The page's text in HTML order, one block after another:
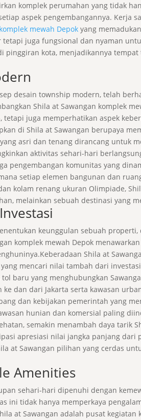
komplek perumahan yang tidak
aspek pengembangannya. Kerja
mewah Depok yang
juga fungsional dan nyaman
kota, menjadikannya
desain township modern, telah
Shila at Sawangan komplek
juga memperhatikan aspek
di Shila at Sawangan berupaya
asri dan tenang dirancang untuk
aktivitas sehari-hari
pengembangan komunitas yang
setiap elemen bangunan dan
kolam renang ukuran Olimpiade,
melainkan sebuah destinasi yang
keunggulan sebuah
komplek mewah Depok
Shila at
mencari nilai tambah dari
baru yang menghubungkan
dan dari Jakarta serta kawasan
dan kebijakan pemerintah yang
hunian dan komersial paling
semakin menambah daya tarik
apresiasi nilai jangka panjang
at Sawangan pilihan yang cerdas
Amenities
sehari-hari dipenuhi dengan
ini tidak hanya memperkaya
at Sawangan adalah pusat